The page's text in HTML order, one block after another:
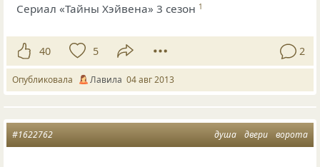
Сериал «Тайны Хэйвена» 3 сезон 1
40 5 2
Опубликовала Лавила 04 авг 2013
душа двери ворота
#1622762